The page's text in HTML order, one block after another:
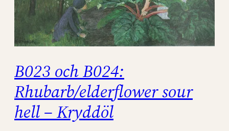
B023 och B024:
Rhubarb/elderflower sour
hell – Kryddöl